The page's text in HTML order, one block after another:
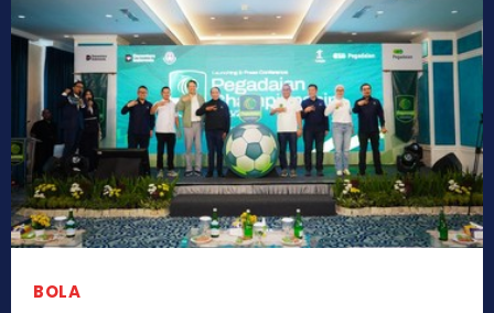
BOLA